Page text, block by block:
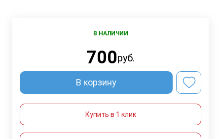
В НАЛИЧИИ
700руб.
В корзину
Купить в 1 клик